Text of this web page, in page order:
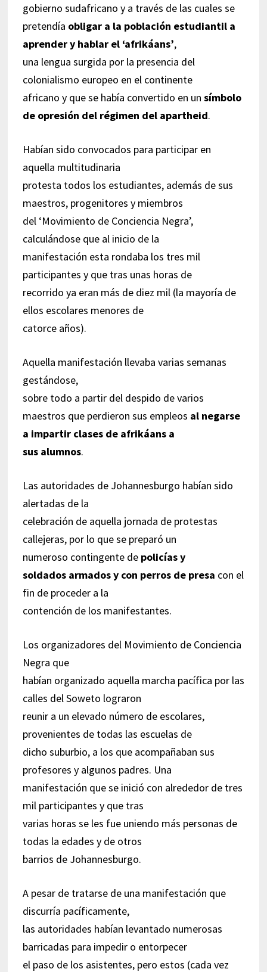
gobierno sudafricano y a través de las cuales se
pretendía obligar a la población estudiantil a
aprender y hablar el ‘afrikáans’,
una lengua surgida por la presencia del
colonialismo europeo en el continente
africano y que se había convertido en un símbolo
de opresión del régimen del apartheid.
Habían sido convocados para participar en
aquella multitudinaria
protesta todos los estudiantes, además de sus
maestros, progenitores y miembros
del ‘Movimiento de Conciencia Negra’,
calculándose que al inicio de la
manifestación esta rondaba los tres mil
participantes y que tras unas horas de
recorrido ya eran más de diez mil (la mayoría de
ellos escolares menores de
catorce años).
Aquella manifestación llevaba varias semanas
gestándose,
sobre todo a partir del despido de varios
maestros que perdieron sus empleos al negarse
a impartir clases de afrikáans a
sus alumnos.
Las autoridades de Johannesburgo habían sido
alertadas de la
celebración de aquella jornada de protestas
callejeras, por lo que se preparó un
numeroso contingente de policías y
soldados armados y con perros de presa con el
fin de proceder a la
contención de los manifestantes.
Los organizadores del Movimiento de Conciencia
Negra que
habían organizado aquella marcha pacífica por las
calles del Soweto lograron
reunir a un elevado número de escolares,
provenientes de todas las escuelas de
dicho suburbio, a los que acompañaban sus
profesores y algunos padres. Una
manifestación que se inició con alrededor de tres
mil participantes y que tras
varias horas se les fue uniendo más personas de
todas la edades y de otros
barrios de Johannesburgo.
A pesar de tratarse de una manifestación que
discurría pacíficamente,
las autoridades habían levantado numerosas
barricadas para impedir o entorpecer
el paso de los asistentes, pero estos (cada vez